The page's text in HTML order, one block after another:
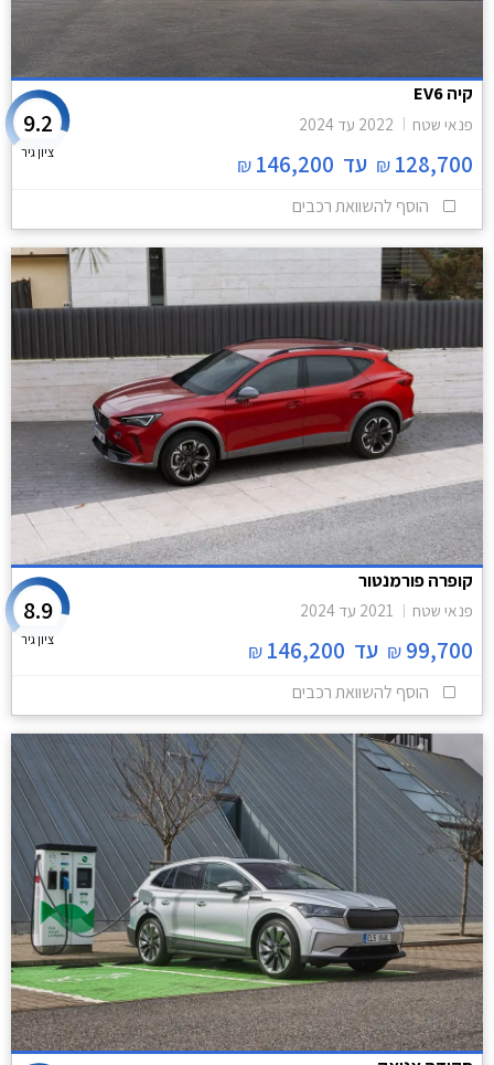
קיה EV6
פנאי שטח 2022 עד 2024
128,700
₪ עד 146,200
₪
9.2
ציון גיר
הוסף להשוואת רכבים
קופרה פורמנטור
פנאי שטח 2021 עד 2024
99,700
₪ עד 146,200
₪
8.9
ציון גיר
הוסף להשוואת רכבים